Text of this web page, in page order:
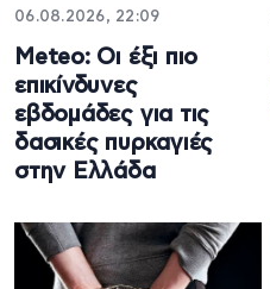
06.08.2026, 22:09
Meteo: Οι έξι πιο
επικίνδυνες
εβδομάδες για τις
δασικές πυρκαγιές
στην Ελλάδα